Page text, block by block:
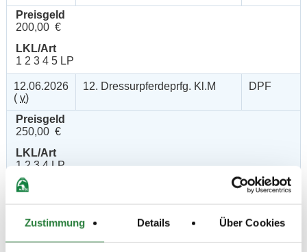
Zustimmung Details Über Cookies
Preisgeld
200,00 €
LKL/Art
1 2 3 4 5 LP
12.06.2026
( v)
12. Dressurpferdeprfg. Kl.M DPF
Preisgeld
250,00 €
LKL/Art
1 2 3 4 LP
12.06.2026
(n)
Kandare-
DPF
Preisgeld